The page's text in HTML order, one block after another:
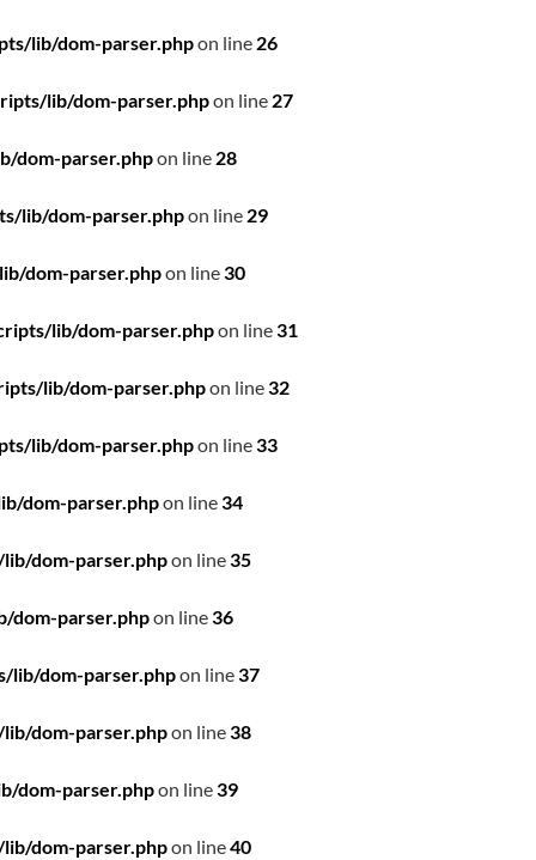
lib/dom-parser.phpon line 26
lib/dom-parser.phpon line 27
dom-parser.phpon line 28
lib/dom-parser.phpon line 29
dom-parser.phpon line30
lib/dom-parser.phpon line31
lib/dom-parser.phpon line32
lib/dom-parser.phpon line33
dom-parser.phpon line34
dom-parser.phpon line35
dom-parser.phpon line36
dom-parser.phpon line37
dom-parser.phpon line38
dom-parser.phpon line39
dom-parser.phpon line40